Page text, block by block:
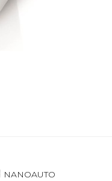
NANOAUTO